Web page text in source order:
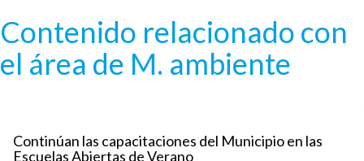
Contenido relacionado con
el área de M. ambiente
Continúan las capacitaciones del Municipio en las
Escuelas Abiertas de Verano